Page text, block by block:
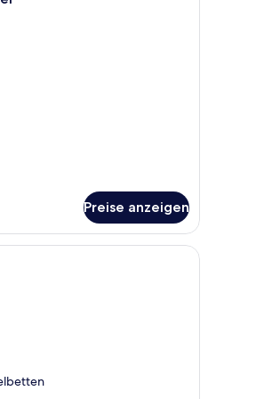
Preise anzeigen
Bildern an der Wand.
Ein Schlafzimmer mit einem Bett, einem